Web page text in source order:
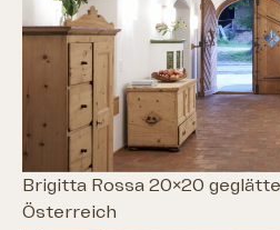
Brigitta Rossa 20×20
Österreich